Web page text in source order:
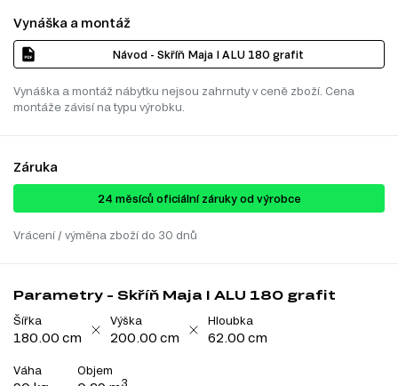
Vynáška a montáž
Návod - Skříň Maja I ALU 180 grafit
Vynáška a montáž nábytku nejsou zahrnuty v ceně zboží. Cena
montáže závisí na typu výrobku.
Záruka
24 ​​​​měsíců oficiální záruky od výrobce
Vrácení / výměna zboží do 30 dnů
Parametry - Skříň Maja I ALU 180 grafit
Šířka
180.00 cm
Výška
200.00 cm
Hloubka
62.00 cm
Váha Objem
3